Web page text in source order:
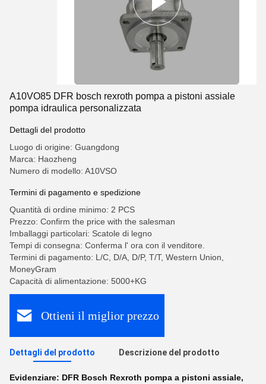
A10VO85 DFR bosch rexroth pompa a pistoni assiale
pompa idraulica personalizzata
Dettagli del prodotto
Luogo di origine: Guangdong
Marca: Haozheng
Numero di modello: A10VSO
Termini di pagamento e spedizione
Quantità di ordine minimo: 2 PCS
Prezzo: Confirm the price with the salesman
Imballaggi particolari: Scatole di legno
Tempi di consegna: Conferma l' ora con il venditore.
Termini di pagamento: L/C, D/A, D/P, T/T, Western Union,
MoneyGram
Capacità di alimentazione: 5000+KG
Ottieni il miglior prezzo
Dettagli del prodotto Descrizione del prodotto
Evidenziare: DFR Bosch Rexroth pompa a pistoni assiale,